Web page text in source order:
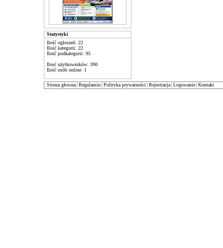
Statystyki
Ilość ogłoszeń: 22
Ilość kategorii: 22
Ilość podkategorii: 95
Ilosć użytkowników: 390
Ilość osób online: 1
Strona głowna| Regulamin| Polityka prywatności| Rejestracja| Logowanie| Kontakt